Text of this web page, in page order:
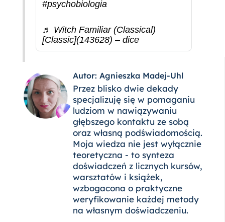
#psychobiologia
♬ Witch Familiar (Classical)
[Classic](143628) – dice
Autor: Agnieszka Madej-Uhl
Przez blisko dwie dekady
specjalizuję się w pomaganiu
ludziom w nawiązywaniu
głębszego kontaktu ze sobą
oraz własną podświadomością.
Moja wiedza nie jest wyłącznie
teoretyczna - to synteza
doświadczeń z licznych kursów,
warsztatów i książek,
wzbogacona o praktyczne
weryfikowanie każdej metody
na własnym doświadczeniu.